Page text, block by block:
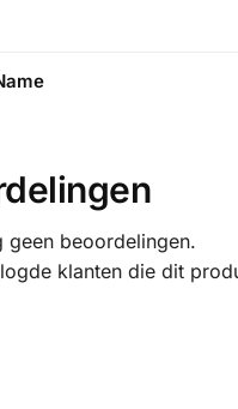
geen beoordelingen.
klanten die dit